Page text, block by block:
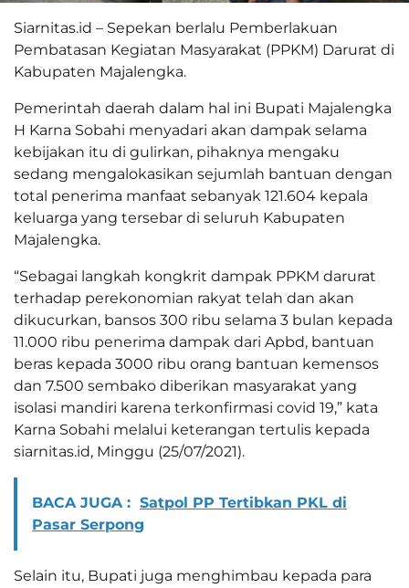
Siarnitas.id – Sepekan berlalu Pemberlakuan
Pembatasan Kegiatan Masyarakat (PPKM) Darurat di
Kabupaten Majalengka.
Pemerintah daerah dalam hal ini Bupati Majalengka
H Karna Sobahi menyadari akan dampak selama
kebijakan itu di gulirkan, pihaknya mengaku
sedang mengalokasikan sejumlah bantuan dengan
total penerima manfaat sebanyak 121.604 kepala
keluarga yang tersebar di seluruh Kabupaten
Majalengka.
“Sebagai langkah kongkrit dampak PPKM darurat
terhadap perekonomian rakyat telah dan akan
dikucurkan, bansos 300 ribu selama 3 bulan kepada
11.000 ribu penerima dampak dari Apbd, bantuan
beras kepada 3000 ribu orang bantuan kemensos
dan 7.500 sembako diberikan masyarakat yang
isolasi mandiri karena terkonfirmasi covid 19,” kata
Karna Sobahi melalui keterangan tertulis kepada
siarnitas.id, Minggu (25/07/2021).
BACA JUGA : Satpol PP Tertibkan PKL di
Pasar Serpong
Selain itu, Bupati juga menghimbau kepada para